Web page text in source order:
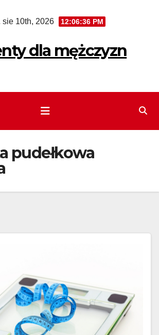
sie 10th, 2026 12:06:37 PM
dla mężczyzn
pudełkowa